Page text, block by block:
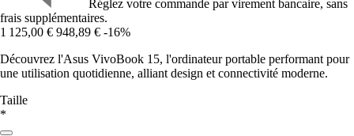
Réglez votre commande par virement bancaire, sans
frais supplémentaires.
1 125,00 € 948,89 € -16%
Découvrez l'Asus VivoBook 15, l'ordinateur portable performant pour
une utilisation quotidienne, alliant design et connectivité moderne.
Taille
*